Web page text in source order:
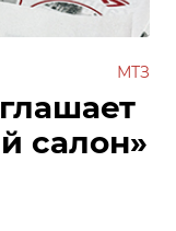
салон»
МТЗ